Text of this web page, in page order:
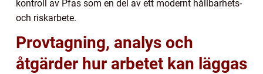
kontroll av Pfas som en del av ett modernt hållbarhets-
och riskarbete.
Provtagning, analys och
åtgärder hur arbetet kan läggas